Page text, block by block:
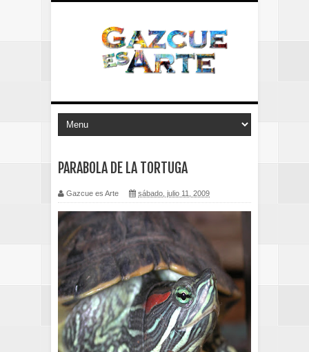
PARABOLA DE LA TORTUGA
Gazcue es Arte sábado, julio 11, 2009